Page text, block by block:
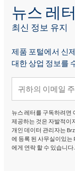
뉴스 레터
최신 정보 유지
제품 포털에서 신
대한 상업 정보를
뉴스 레터를 구독하려면
제공하는 것은 자발적이
개인 데이터 관리자는
에 등록 된 사무실이있는
에게 연락 할 수 있습니다.